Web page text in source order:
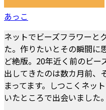
あっこ
ネットでビーズフラワーと
た。作りたいとその瞬間に
ど絶版。20年近く前のビ
出してきたのは数カ月前、
まってます。しつこくネッ
いたところで出会いました